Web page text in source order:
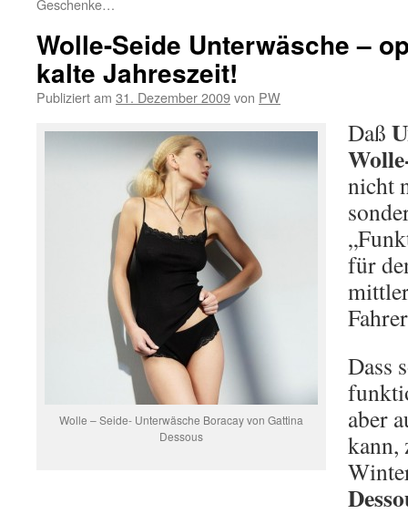
Geschenke…
Wolle-Seide Unterwäsche –
kalte Jahreszeit!
Publiziert am 31. Dezember 2009von PW
Wolle – Seide- Unterwäsche Boracay von Gattina
Dessous
Daß
nicht
für
Dass
aber
kann,